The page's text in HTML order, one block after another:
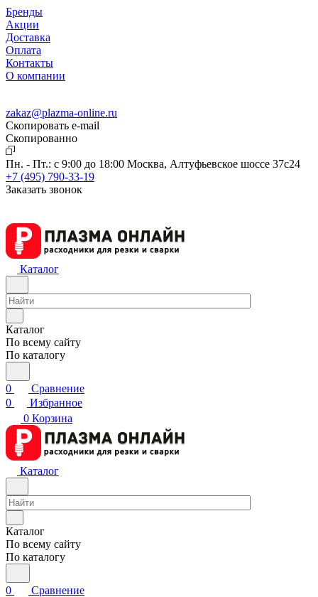
Бренды
Акции
Доставка
Оплата
Контакты
О компании
zakaz@plazma-online.ru
Скопировать e-mail
Cкопированно
Пн. - Пт.: с 9:00 до 18:00 Москва, Алтуфьевское шоссе 37с24
+7 (495) 790-33-19
Заказать звонок
Каталог
Каталог
По всему сайту
По каталогу
0
Сравнение
0
Избранное
0 Корзина
Каталог
Каталог
По всему сайту
По каталогу
0
Сравнение